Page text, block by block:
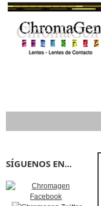
SÍGUENOS EN...